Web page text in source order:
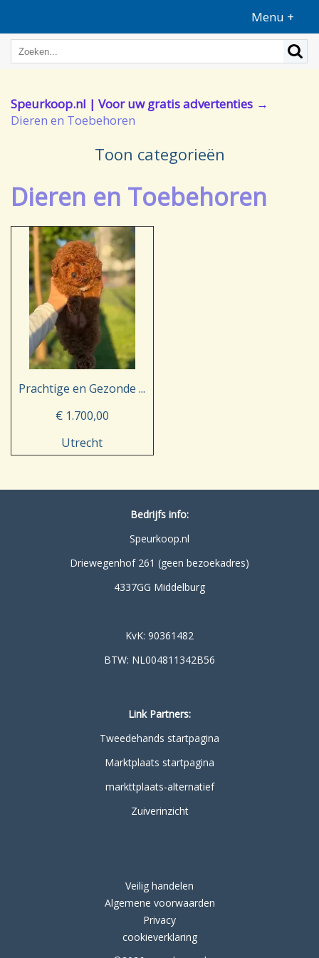
Menu +
Speurkoop.nl | Voor uw gratis advertenties
Dieren en Toebehoren
Toon categorieën
Dieren en Toebehoren
Prachtige en Gezonde ...
€ 1.700,00
Utrecht
Bedrijfs info:
Speurkoop.nl
Driewegenhof 261 (geen bezoekadres)
4337GG Middelburg
KvK: 90361482
BTW: NL004811342B56
Link Partners:
Tweedehands startpagina
Marktplaats startpagina
markttplaats-alternatief
Zuiverinzicht
Veilig handelen
Algemene voorwaarden
Privacy
cookieverklaring